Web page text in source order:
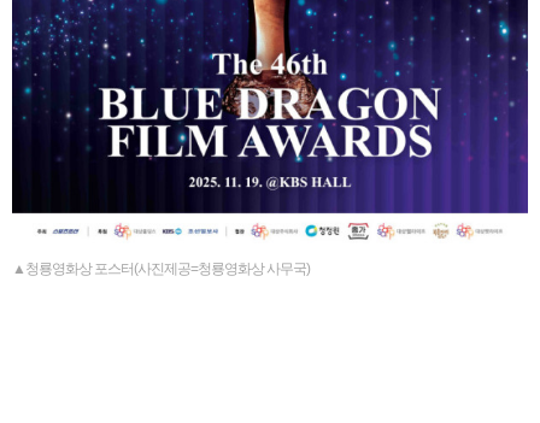
▲청룡영화상 포스터(사진제공=청룡영화상 사무국)